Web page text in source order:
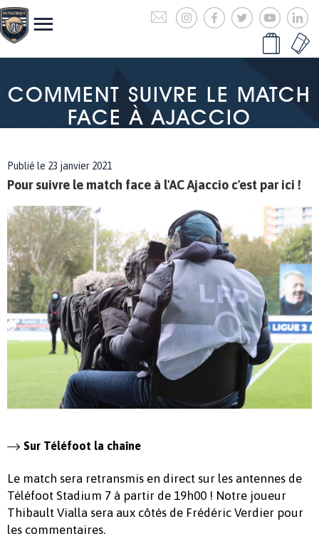
COMMENT SUIVRE LE MATCH
FACE À AJACCIO
Publié le 23 janvier 2021
Pour suivre le match face à l'AC Ajaccio c'est par ici !
Sur Téléfoot la chaîne
Le match sera retransmis en direct sur les antennes de
Téléfoot Stadium 7 à partir de 19h00 ! Notre joueur
Thibault Vialla sera aux côtés de Frédéric Verdier pour
les commentaires.